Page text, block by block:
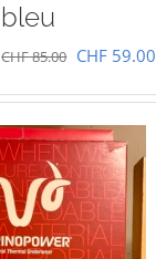
bleu
CHF85.00 Le
initial
était :
CHF 85.00.
CHF 59.00